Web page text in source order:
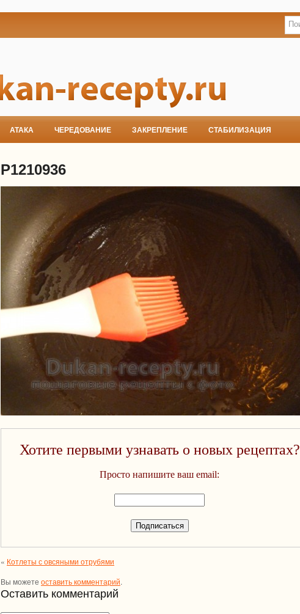
АТАКА ЧЕРЕДОВАНИЕ ЗАКРЕПЛЕНИЕ СТАБИЛИЗАЦИЯ
P1210936
Хотите первыми узнавать о новых рецептах?
Просто напишите ваш email:
« Котлеты с овсяными отрубями
Вы можете оставить комментарий.
Оставить комментарий